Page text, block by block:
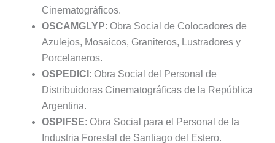
Cinematográficos.
OSCAMGLYP: Obra Social de Colocadores de
Azulejos, Mosaicos, Graniteros, Lustradores y
Porcelaneros.
OSPEDICI : Obra Social del Personal de
Distribuidoras Cinematográficas de la República
Argentina.
OSPIFSE: Obra Social para el Personal de la
Industria Forestal de Santiago del Estero.